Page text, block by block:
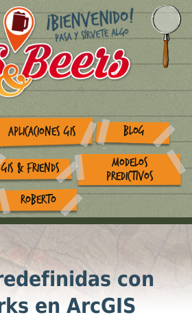
APLICACIONES GIS BLOG
GIS & FRIENDS
MODELOS
PREDICTIVOS
ROBERTO
con
en ArcGIS